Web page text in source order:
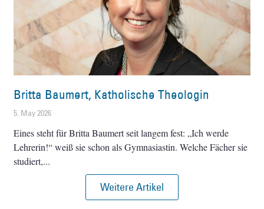
Britta Baumert, Katholische Theologin
5. May 2026
Eines steht für Britta Baumert seit langem fest: „Ich werde
Lehrerin!“ weiß sie schon als Gymnasiastin. Welche Fächer sie
studiert,
Weitere Artikel